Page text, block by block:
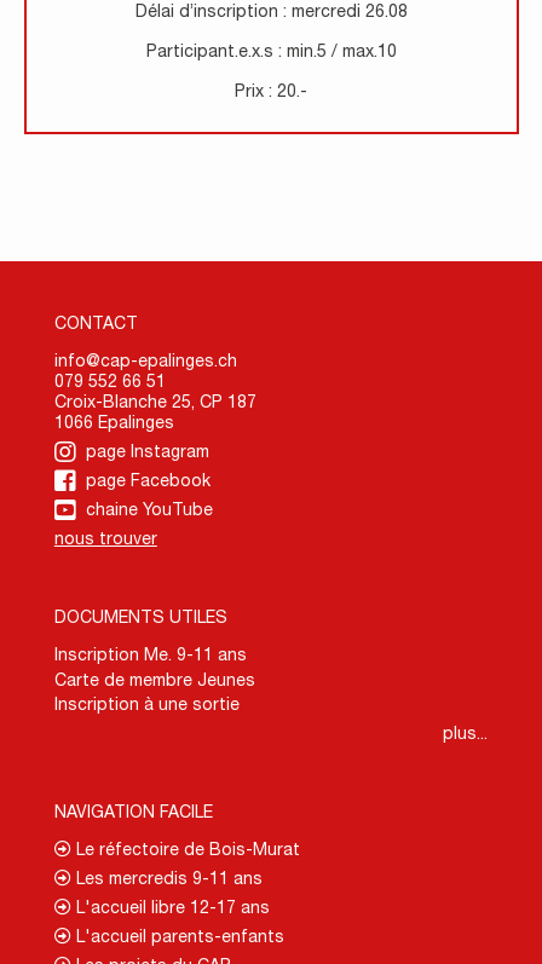
Délai d’inscription : mercredi 26.08
Participant.e.x.s : min.5 / max.10
Prix : 20.-
CONTACT
info@cap-epalinges.ch
079 552 66 51
Croix-Blanche 25, CP 187
1066 Epalinges
page Instagram
page Facebook
chaine YouTube
nous trouver
DOCUMENTS UTILES
Inscription Me. 9-11 ans
Carte de membre Jeunes
Inscription à une sortie
plus...
NAVIGATION FACILE
Le réfectoire de Bois-Murat
Les mercredis 9-11 ans
L'accueil libre 12-17 ans
L'accueil parents-enfants